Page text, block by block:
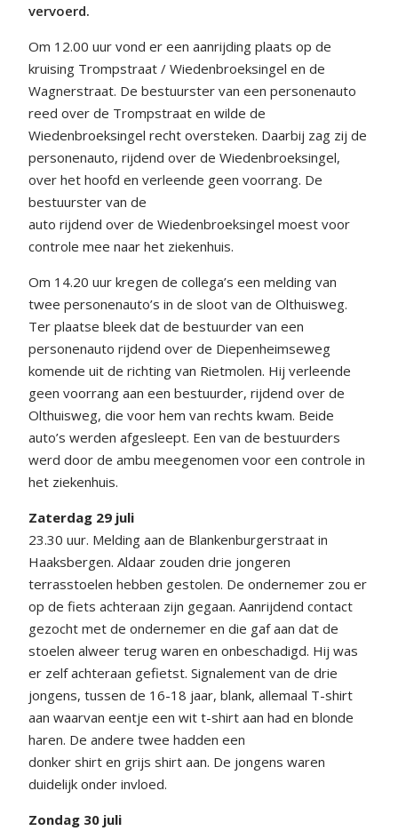
vervoerd.
Om 12.00 uur vond er een aanrijding plaats op de
kruising Trompstraat / Wiedenbroeksingel en de
Wagnerstraat. De bestuurster van een personenauto
reed over de Trompstraat en wilde de
Wiedenbroeksingel recht oversteken. Daarbij zag zij de
personenauto, rijdend over de Wiedenbroeksingel,
over het hoofd en verleende geen voorrang. De
bestuurster van de
auto rijdend over de Wiedenbroeksingel moest voor
controle mee naar het ziekenhuis.
Om 14.20 uur kregen de collega’s een melding van
twee personenauto’s in de sloot van de Olthuisweg.
Ter plaatse bleek dat de bestuurder van een
personenauto rijdend over de Diepenheimseweg
komende uit de richting van Rietmolen. Hij verleende
geen voorrang aan een bestuurder, rijdend over de
Olthuisweg, die voor hem van rechts kwam. Beide
auto’s werden afgesleept. Een van de bestuurders
werd door de ambu meegenomen voor een controle in
het ziekenhuis.
Zaterdag 29 juli
23.30 uur. Melding aan de Blankenburgerstraat in
Haaksbergen. Aldaar zouden drie jongeren
terrasstoelen hebben gestolen. De ondernemer zou er
op de fiets achteraan zijn gegaan. Aanrijdend contact
gezocht met de ondernemer en die gaf aan dat de
stoelen alweer terug waren en onbeschadigd. Hij was
er zelf achteraan gefietst. Signalement van de drie
jongens, tussen de 16-18 jaar, blank, allemaal T-shirt
aan waarvan eentje een wit t-shirt aan had en blonde
haren. De andere twee hadden een
donker shirt en grijs shirt aan. De jongens waren
duidelijk onder invloed.
Zondag 30 juli